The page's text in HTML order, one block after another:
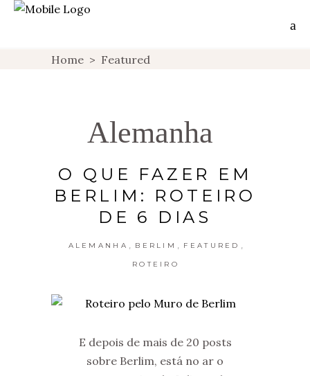
Home > Featured
Alemanha
O QUE FAZER EM
BERLIM: ROTEIRO
DE 6 DIAS
ALEMANHA BERLIM FEATURED
ROTEIRO
E depois de mais de 20 posts
sobre Berlim, está no ar o